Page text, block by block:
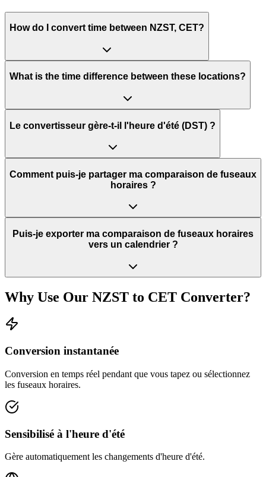
How do I convert time between NZST, CET?
What is the time difference between these locations?
Le convertisseur gère-t-il l'heure d'été (DST) ?
Comment puis-je partager ma comparaison de fuseaux
horaires ?
Puis-je exporter ma comparaison de fuseaux horaires
vers un calendrier ?
Why Use Our NZST to CET Converter?
Conversion instantanée
Conversion en temps réel pendant que vous tapez ou sélectionnez
les fuseaux horaires.
Sensibilisé à l'heure d'été
Gère automatiquement les changements d'heure d'été.